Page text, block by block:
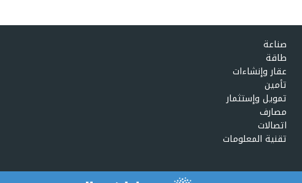
صناعة
طاقة
عقار وإنشاءات
تأمين
تمويل وإستثمار
مصارف
اتصالات
تقنية المعلومات